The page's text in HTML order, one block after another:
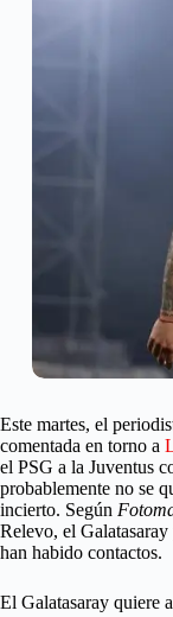
Este martes, el
comentada en torno a
el PSG a la Juventus
probablemente no se
incierto. Según
Relevo, el
han habido contactos.
El Galatasaray quiere